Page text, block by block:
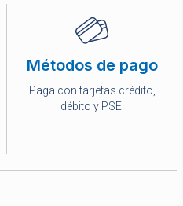
Métodos de pago
Paga con tarjetas crédito,
débito y PSE.